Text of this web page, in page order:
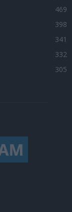
469
398
341
332
305